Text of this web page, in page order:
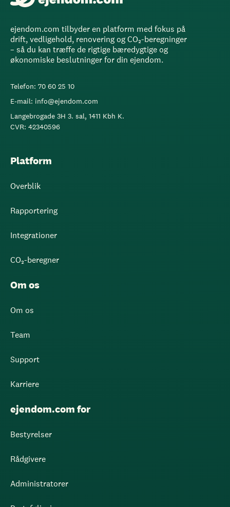
ejendom.com tilbyder en platform med fokus på
drift, vedligehold, renovering og CO₂-beregninger
– så du kan træffe de rigtige bæredygtige og
økonomiske beslutninger for din ejendom.
Telefon: 70 60 25 10
E-mail: info@ejendom.com
Langebrogade 3H 3. sal, 1411 Kbh K.
CVR: 42340596
Platform
Overblik
Rapportering
Integrationer
CO₂-beregner
Om os
Om os
Team
Support
Karriere
ejendom.com for
Bestyrelser
Rådgivere
Administratorer